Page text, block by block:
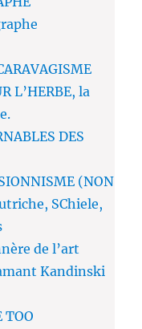
L’HERBE, la
DES
(NON
SChiele,
de l’art
Kandinski
TOO